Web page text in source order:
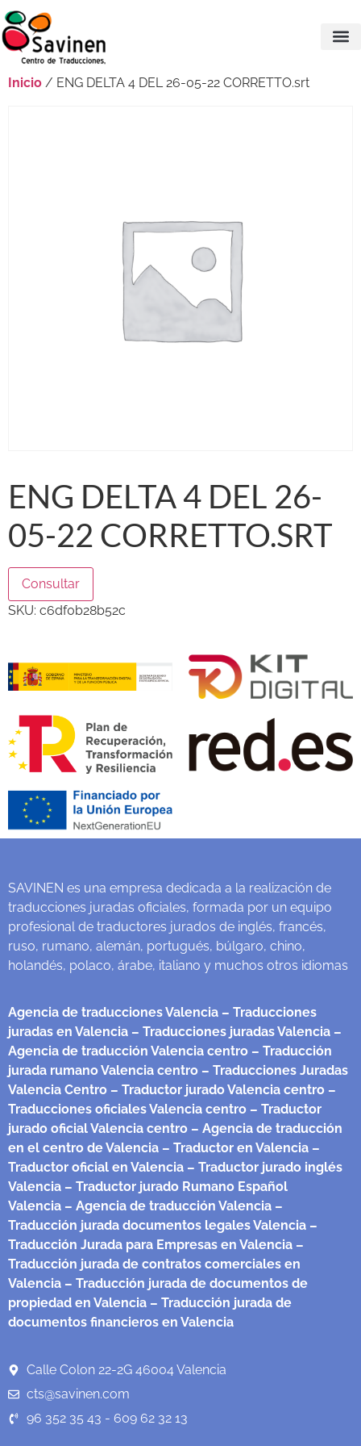
Inicio / ENG DELTA 4 DEL 26-05-22 CORRETTO.srt
ENG DELTA 4 DEL 26-
05-22 CORRETTO.SRT
Consultar
SKU: c6df0b28b52c
SAVINEN es una empresa dedicada a la realización de
traducciones juradas oficiales, formada por un equipo
profesional de traductores jurados de inglés, francés,
ruso, rumano, alemán, portugués, búlgaro, chino,
holandés, polaco, árabe, italiano y muchos otros idiomas
Agencia de traducciones Valencia – Traducciones
juradas en Valencia – Traducciones juradas Valencia –
Agencia de traducción Valencia centro – Traducción
jurada rumano Valencia centro – Traducciones Juradas
Valencia Centro – Traductor jurado Valencia centro –
Traducciones oficiales Valencia centro – Traductor
jurado oficial Valencia centro – Agencia de traducción
en el centro de Valencia – Traductor en Valencia –
Traductor oficial en Valencia – Traductor jurado inglés
Valencia – Traductor jurado Rumano Español
Valencia – Agencia de traducción Valencia –
Traducción jurada documentos legales Valencia –
Traducción Jurada para Empresas en Valencia –
Traducción jurada de contratos comerciales en
Valencia – Traducción jurada de documentos de
propiedad en Valencia – Traducción jurada de
documentos financieros en Valencia
Calle Colon 22-2G 46004 Valencia
cts@savinen.com
96 352 35 43 - 609 62 32 13